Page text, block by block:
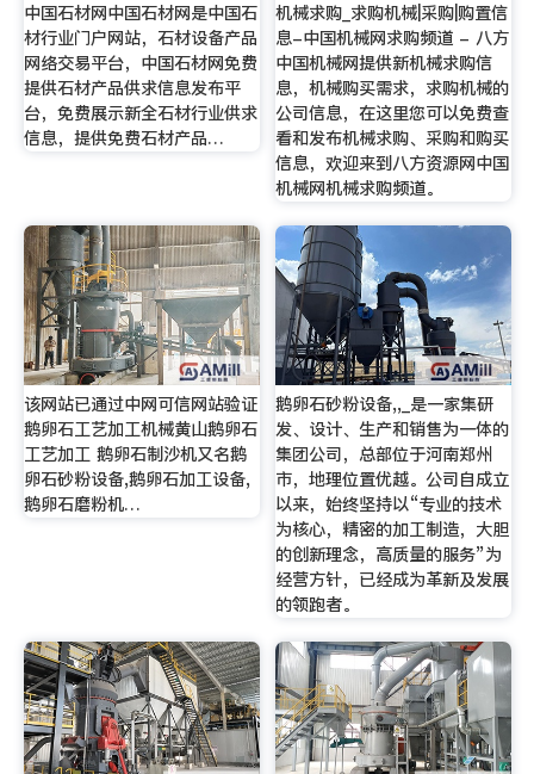
中国石材网中国石材网是中国石
材行业门户网站，石材设备产品
网络交易平台，中国石材网免费
提供石材产品供求信息发布平
台，免费展示新全石材行业供求
信息，提供免费石材产品…
机械求购_求购机械|采购|购置信
息-中国机械网求购频道 - 八方
中国机械网提供新机械求购信
息，机械购买需求，求购机械的
公司信息，在这里您可以免费查
看和发布机械求购、采购和购买
信息，欢迎来到八方资源网中国
机械网机械求购频道。
该网站已通过中网可信网站验证
鹅卵石工艺加工机械黄山鹅卵石
工艺加工 鹅卵石制沙机又名鹅
卵石砂粉设备,鹅卵石加工设备,
鹅卵石磨粉机…
鹅卵石砂粉设备,,_是一家集研
发、设计、生产和销售为一体的
集团公司，总部位于河南郑州
市，地理位置优越。公司自成立
以来，始终坚持以“专业的技术
为核心，精密的加工制造，大胆
的创新理念，高质量的服务”为
经营方针，已经成为革新及发展
的领跑者。